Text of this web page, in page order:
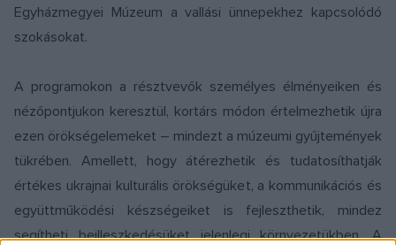
Egyházmegyei Múzeum a vallási ünnepekhez kapcsolódó
szokásokat.
A programokon a résztvevők személyes élményeiken és
nézőpontjukon keresztül, kortárs módon értelmezhetik újra
ezen örökségelemeket – mindezt a múzeumi gyűjtemények
tükrében. Amellett, hogy átérezhetik és tudatosíthatják
értékes ukrajnai kulturális örökségüket, a kommunikációs és
együttműködési készségeiket is fejleszthetik, mindez
segítheti beilleszkedésüket jelenlegi környezetükben. A